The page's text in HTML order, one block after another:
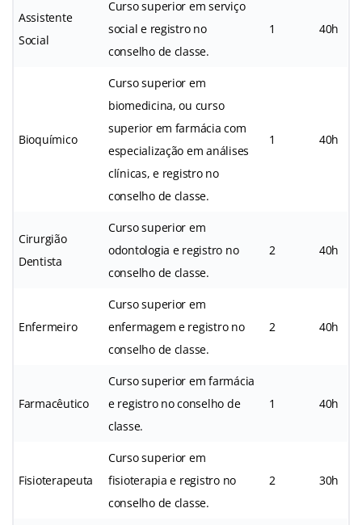
Assistente
Social
Curso superior em serviço
social e registro no
conselho de classe.
1 40h
Bioquímico
Curso superior em
biomedicina, ou curso
superior em farmácia com
especialização em análises
clínicas, e registro no
conselho de classe.
1 40h
Cirurgião
Dentista
Curso superior em
odontologia e registro no
conselho de classe.
2 40h
Enfermeiro
Curso superior em
enfermagem e registro no
conselho de classe.
2 40h
Farmacêutico
Curso superior em farmácia
e registro no conselho de
classe.
1 40h
Fisioterapeuta
Curso superior em
fisioterapia e registro no
conselho de classe.
2 30h